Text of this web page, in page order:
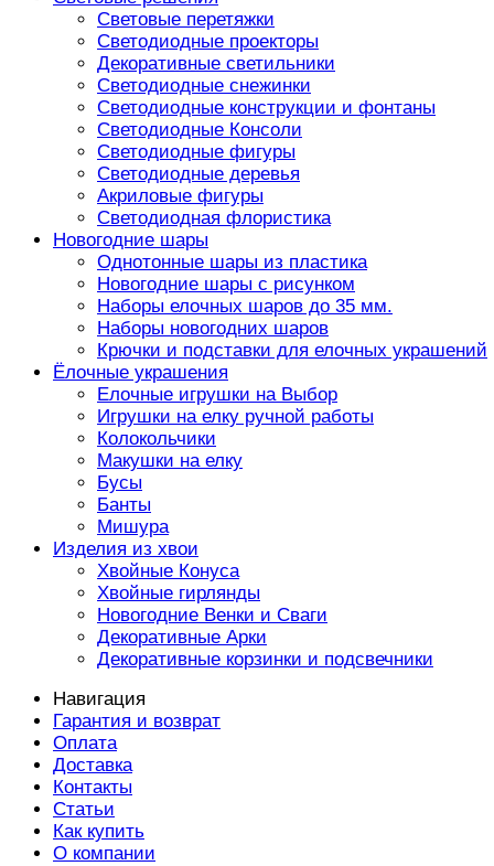
Световые перетяжки
Светодиодные проекторы
Декоративные светильники
Светодиодные снежинки
Светодиодные конструкции и фонтаны
Светодиодные Консоли
Светодиодные фигуры
Светодиодные деревья
Акриловые фигуры
Светодиодная флористика
Новогодние шары
Однотонные шары из пластика
Новогодние шары с рисунком
Наборы елочных шаров до 35 мм.
Наборы новогодних шаров
Крючки и подставки для елочных украшений
Ёлочные украшения
Елочные игрушки на Выбор
Игрушки на елку ручной работы
Колокольчики
Макушки на елку
Бусы
Банты
Мишура
Изделия из хвои
Хвойные Конуса
Хвойные гирлянды
Новогодние Венки и Сваги
Декоративные Арки
Декоративные корзинки и подсвечники
Навигация
Гарантия и возврат
Оплата
Доставка
Контакты
Статьи
Как купить
О компании